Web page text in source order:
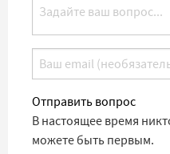
Отправить вопрос
В настоящее время
можете быть первым.